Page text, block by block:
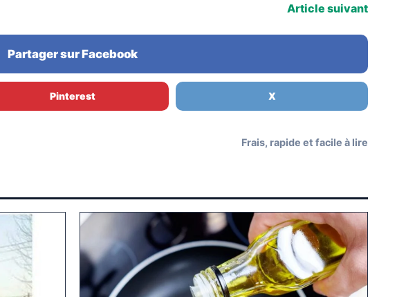
Article suivant
Partager sur Facebook
Pinterest X
Frais, rapide et facile à lire